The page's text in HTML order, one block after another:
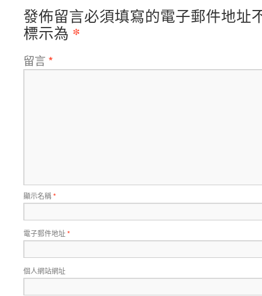
發佈留言必須填寫的電子郵件地址
標示為 *
留言 *
顯示名稱*
電子郵件地址*
個人網站網址